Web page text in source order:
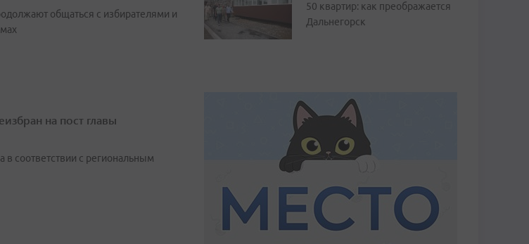
общаться с избирателями и
на пост главы
соответствии с региональным
50 квартир: как преображается
Дальнегорск